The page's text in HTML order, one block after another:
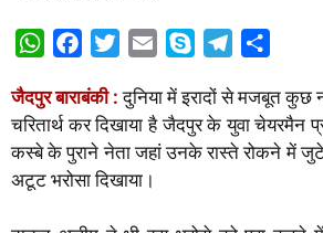
W
a
t
s
A
c
e
b
o
i
t
t
e
a
i
l
y
p
e
l
e
g
a
r
e
जैदपुर बाराबंकी : दुनिया में इरादों से मजबूत कुछ
चरितार्थ कर दिखाया है जैदपुर के युवा चेयरमैन
कस्बे के पुराने नेता जहां उनके रास्ते रोकने में
अटूट भरोसा दिखाया।